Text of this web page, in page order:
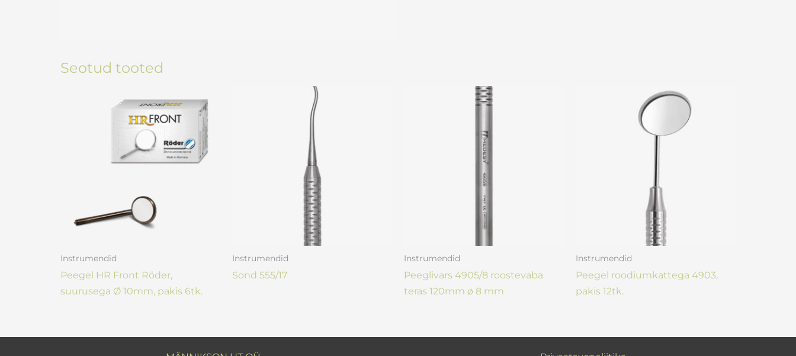
Seotud tooted
Instrumendid
Peegel HR Front Röder,
suurusega Ø 10mm, pakis 6tk.
Instrumendid
Sond 555/17
Instrumendid
Peeglivars 4905/8 roostevaba
teras 120mm ø 8 mm
Instrumendid
Peegel roodiumkattega 4903,
pakis 12tk.